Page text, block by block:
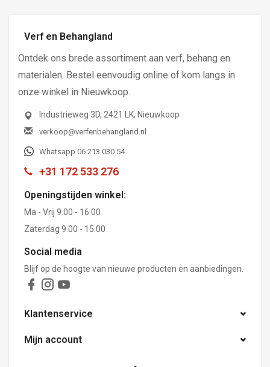
Verf en Behangland
Ontdek ons brede assortiment aan verf, behang en
materialen. Bestel eenvoudig online of kom langs in
onze winkel in Nieuwkoop.
Industrieweg 3D, 2421 LK, Nieuwkoop
verkoop@verfenbehangland.nl
Whatsapp 06 213 030 54
+31 172 533 276
Openingstijden winkel:
Ma - Vrij 9.00 - 16.00
Zaterdag 9.00 - 15.00
Social media
Blijf op de hoogte van nieuwe producten en aanbiedingen.
Klantenservice
Mijn account